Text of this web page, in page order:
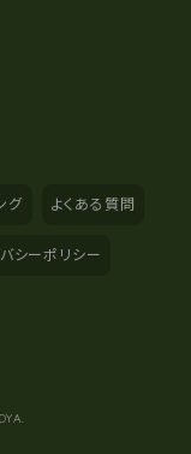
グ よくある質問
シーポリシー